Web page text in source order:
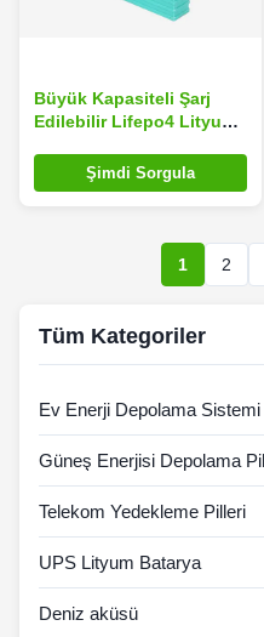
Büyük Kapasiteli Şarj
Edilebilir Lifepo4 Lityum
AküsüŞimdi Sorgula
1 2
Tüm Kategoriler
Ev Enerji Depolama Sistemi
Güneş Enerjisi Depolama
Telekom Yedekleme Pilleri
UPS Lityum Batarya
Deniz aküsü